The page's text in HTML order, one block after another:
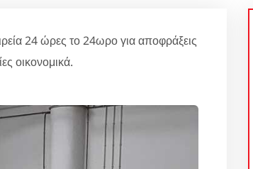
24 ώρες το 24ωρο για αποφράξεις
οικονομικά.